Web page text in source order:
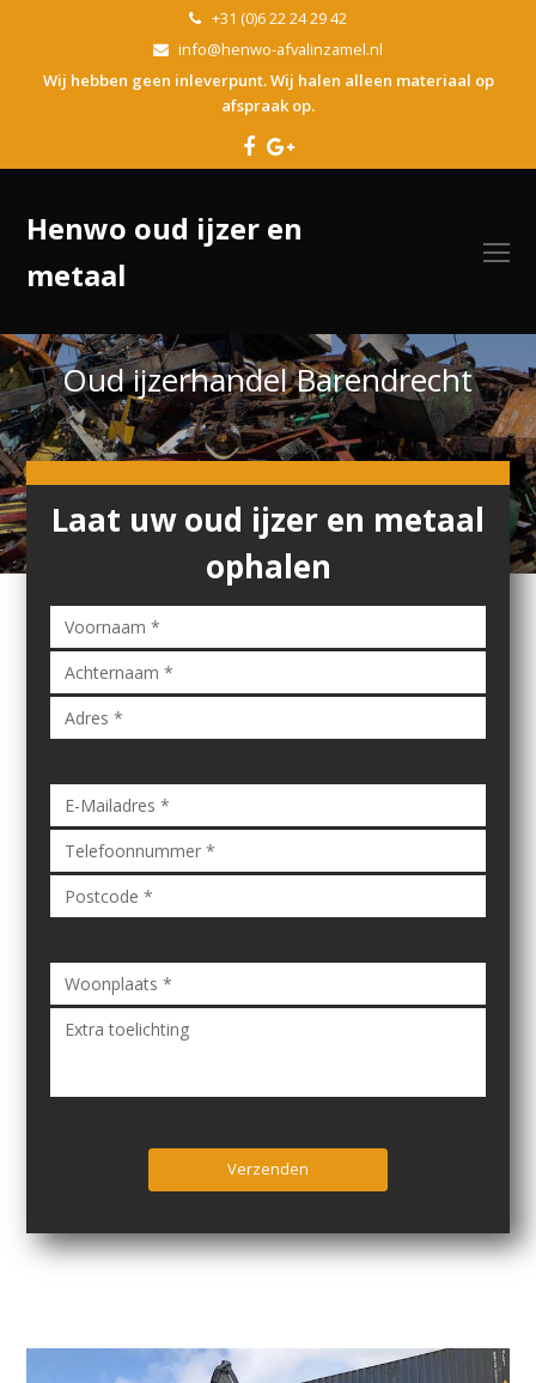
+31 (0)6 22 24 29 42
info@henwo-afvalinzamel.nl
Wij hebben geen inleverpunt. Wij halen alleen materiaal op
afspraak op.
Facebook
Google
Plus
Henwo oud ijzer en
metaal
Oud ijzerhandel Barendrecht
Laat uw oud ijzer en metaal
ophalen